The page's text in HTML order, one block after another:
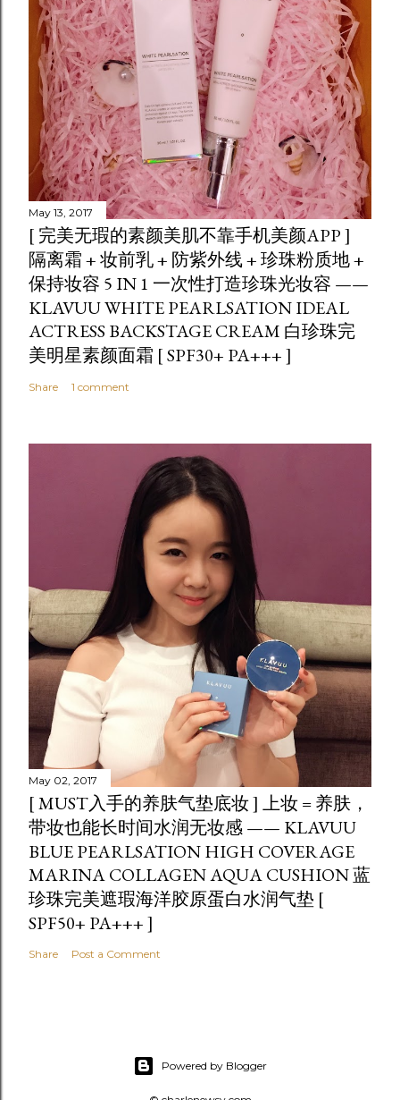
May 13, 2017
[ 完美无瑕的素颜美肌不靠手机美颜APP ]
隔离霜 + 妆前乳 + 防紫外线 + 珍珠粉质地 +
保持妆容 5 IN 1 一次性打造珍珠光妆容 ——
KLAVUU WHITE PEARLSATION IDEAL
ACTRESS BACKSTAGE CREAM 白珍珠完
美明星素颜面霜 [ SPF30+ PA+++ ]
Share 1 comment
May 02, 2017
[ MUST入手的养肤气垫底妆 ] 上妆 = 养肤，
带妆也能长时间水润无妆感 —— KLAVUU
BLUE PEARLSATION HIGH COVERAGE
MARINA COLLAGEN AQUA CUSHION 蓝
珍珠完美遮瑕海洋胶原蛋白水润气垫 [
SPF50+ PA+++ ]
Share Post a Comment
Powered by Blogger